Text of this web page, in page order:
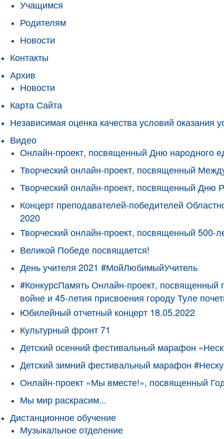
Учащимся
Родителям
Новости
Контакты
Архив
Новости
Карта Сайта
Независимая оценка качества условий оказания
Видео
Онлайн-проект, посвященный Дню народного
Творческий онлайн-проект, посвященный
Творческий онлайн-проект, посвященный Дню
Концерт преподавателей-победителей
2020
Творческий онлайн-проект, посвященный 500-
Великой Победе посвящается!
День учителя 2021 #МойЛюбимыйУчитель
#КонкурсПамять Онлайн-проект,
войне и 45-летия присвоения городу Туле
Юбилейный отчетный концерт 18.05.2022
Культурный фронт 71
Детский осенний фестивальный марафон
Детский зимний фестивальный марафон
Онлайн-проект «Мы вместе!», посвященный
Мы мир раскрасим...
Дистанционное обучение
Музыкальное отделение